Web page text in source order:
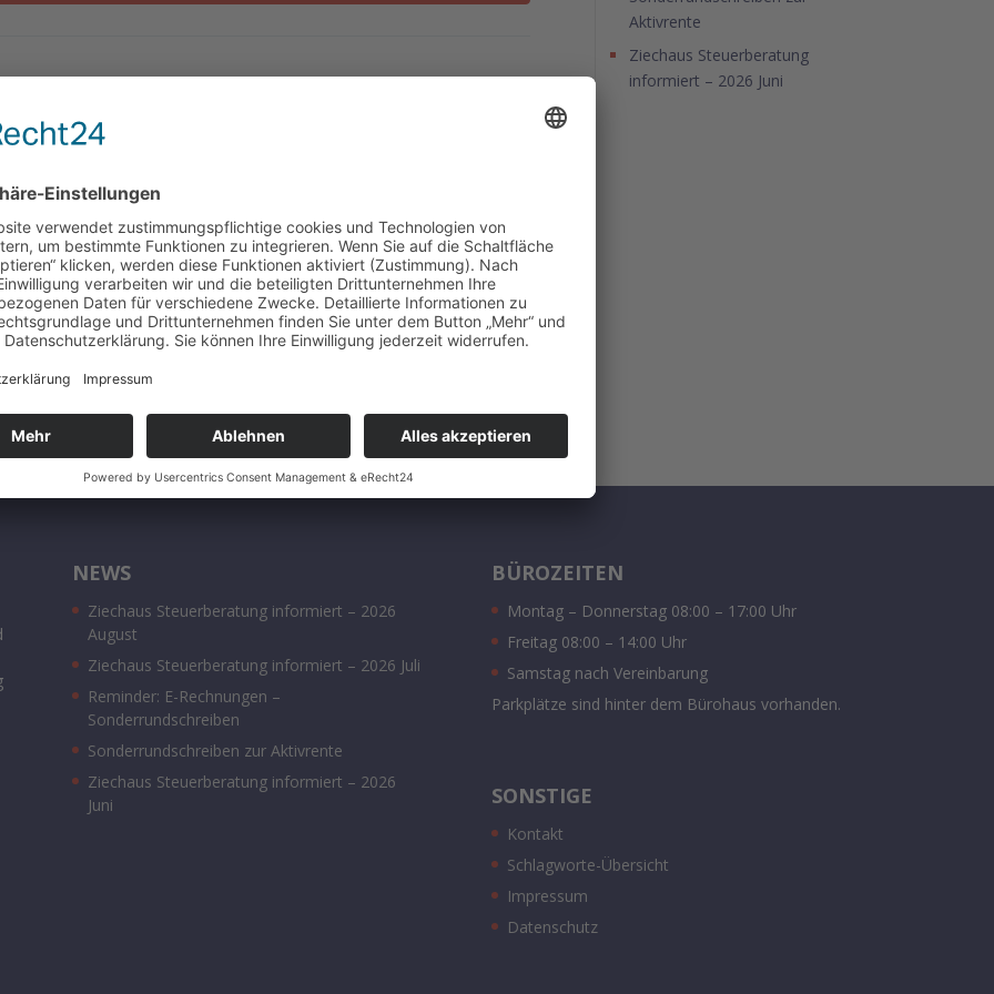
Aktivrente
Ziechaus Steuerberatung
informiert – 2026 Juni
NEWS
Ziechaus Steuerberatung informiert – 2026
August
Ziechaus Steuerberatung informiert – 2026 Juli
Reminder: E-Rechnungen –
Sonderrundschreiben
Sonderrundschreiben zur Aktivrente
Ziechaus Steuerberatung informiert – 2026
Juni
BÜROZEITEN
Montag – Donnerstag 08:00 – 17:00 Uhr
Freitag 08:00 – 14:00 Uhr
Samstag nach Vereinbarung
Parkplätze sind hinter dem Bürohaus vorhanden.
SONSTIGE
Kontakt
Schlagworte-Übersicht
Impressum
Datenschutz